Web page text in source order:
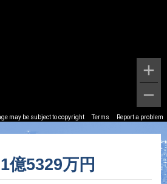
億5329万円
may be subject to copyright Terms Report a problem